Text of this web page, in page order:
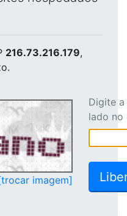
216.73.216.179,
imagem]
Digite
lado no